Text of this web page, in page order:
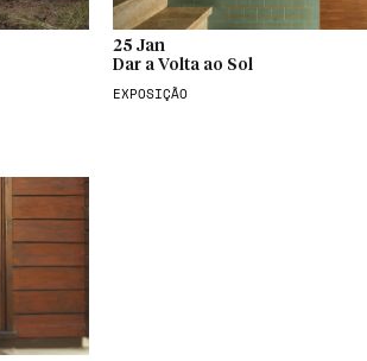
25 Jan
Dar a Volta ao Sol
EXPOSIÇÃO